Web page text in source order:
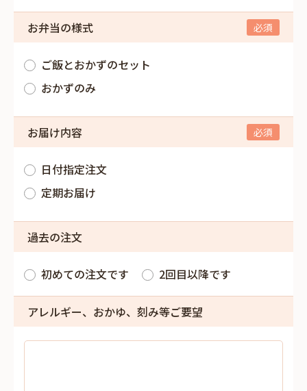
お弁当の様式
ご飯とおかずのセット
おかずのみ
お届け内容
日付指定注文
定期お届け
過去の注文
初めての注文です 2回目以降です
アレルギー、おかゆ、刻み等ご要望